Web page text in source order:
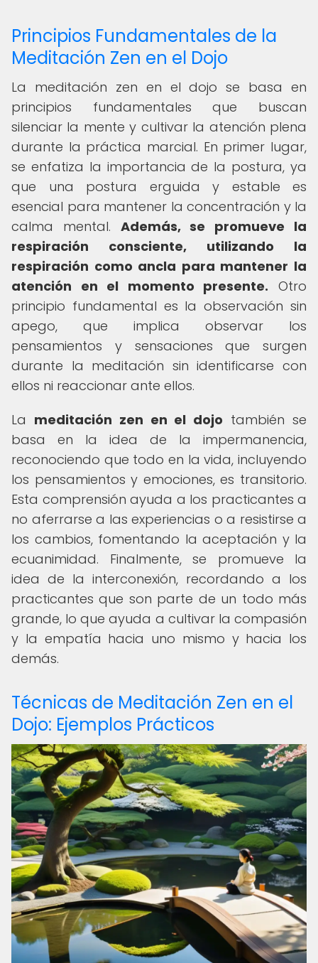
Principios Fundamentales de la
Meditación Zen en el Dojo
La meditación zen en el dojo se basa en
principios fundamentales que buscan
silenciar la mente y cultivar la atención plena
durante la práctica marcial. En primer lugar,
se enfatiza la importancia de la postura, ya
que una postura erguida y estable es
esencial para mantener la concentración y la
calma mental. Además, se promueve la
respiración consciente, utilizando la
respiración como ancla para mantener la
atención en el momento presente. Otro
principio fundamental es la observación sin
apego, que implica observar los
pensamientos y sensaciones que surgen
durante la meditación sin identificarse con
ellos ni reaccionar ante ellos.
La meditación zen en el dojo también se
basa en la idea de la impermanencia,
reconociendo que todo en la vida, incluyendo
los pensamientos y emociones, es transitorio.
Esta comprensión ayuda a los practicantes a
no aferrarse a las experiencias o a resistirse a
los cambios, fomentando la aceptación y la
ecuanimidad. Finalmente, se promueve la
idea de la interconexión, recordando a los
practicantes que son parte de un todo más
grande, lo que ayuda a cultivar la compasión
y la empatía hacia uno mismo y hacia los
demás.
Técnicas de Meditación Zen en el
Dojo: Ejemplos Prácticos